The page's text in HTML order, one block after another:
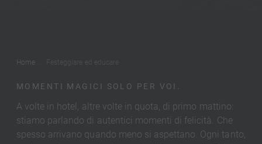
Home Festeggiare ed educare
MOMENTI MAGICI SOLO PER VOI.
A volte in hotel, altre volte in quota, di primo mattino:
stiamo parlando di autentici momenti di felicità. Che
spesso arrivano quando meno si aspettano. Ogni tanto,